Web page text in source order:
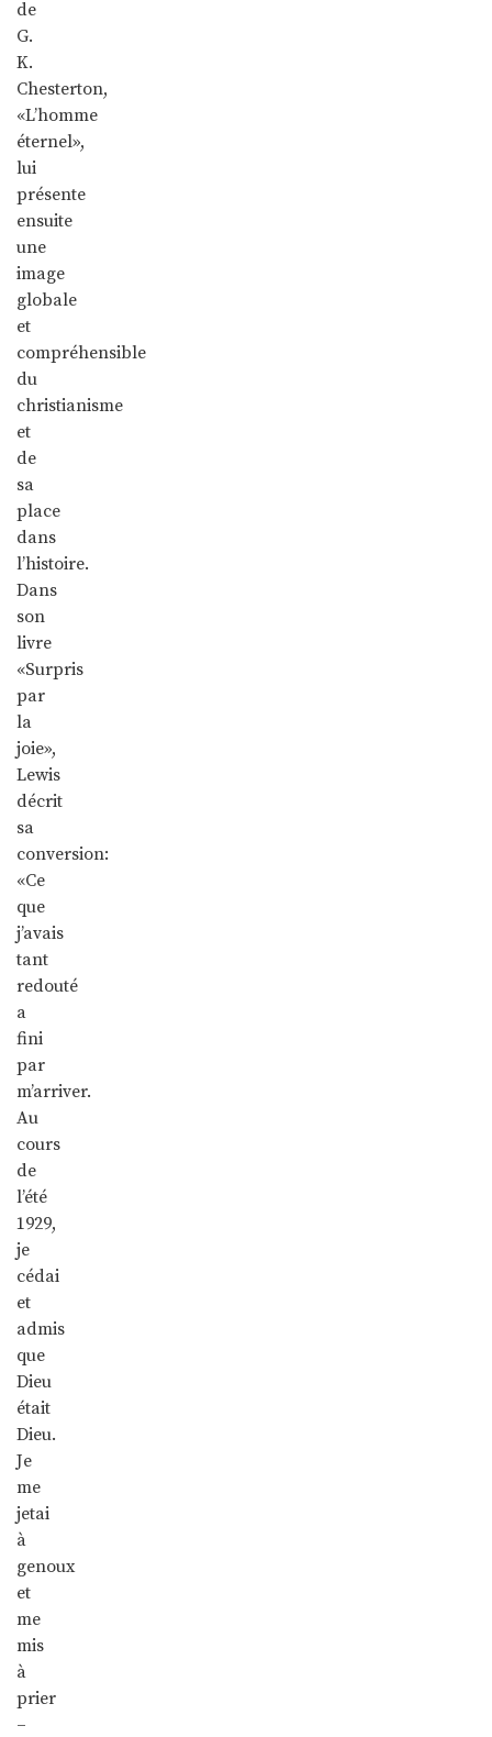
de
G.
K.
Chesterton,
«L’homme
éternel»,
lui
présente
ensuite
une
image
globale
et
compréhensible
du
christianisme
et
de
sa
place
dans
l’histoire.
Dans
son
livre
«Surpris
par
la
joie»,
Lewis
décrit
sa
conversion:
«Ce
que
j’avais
tant
redouté
a
fini
par
m’arriver.
Au
cours
de
l’été
1929,
je
cédai
et
admis
que
Dieu
était
Dieu.
Je
me
jetai
à
genoux
et
me
mis
à
prier
–